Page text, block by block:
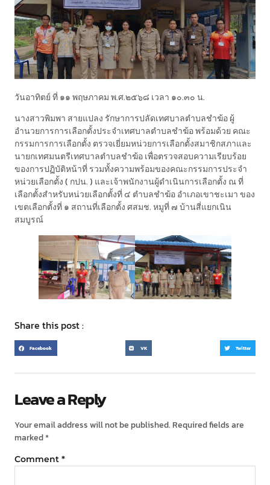
วันอาทิตย์ ที่ ๑๑ พฤษภาคม พ.ศ.๒๕๖๘ เวลา ๑๐.๓๐ น.
นางสาวพิมพา สายแปลง รักษาการปลัดเทศบาลตำบลชำฆ้อ ผู้
อำนวยการการเลือกตั้งประจำเทศบาลตำบลชำฆ้อ พร้อมด้วย คณะ
กรรมการการเลือกตั้ง ตรวจเยี่ยมหน่วยการเลือกตั้งสมาชิกสภาและ
นายกเทศมนตรีเทศบาลตำบลชำฆ้อ เพื่อตรวจสอบความเรียบร้อย
ของการปฏิบัติหน้าที่ รวมทั้งความพร้อมของคณะกรรมการประจำ
หน่วยเลือกตั้ง ( กปน. ) และเจ้าพนักงานผู้ดำเนินการเลือกตั้ง ณ ที่
เลือกตั้งสำหรับหน่วยเลือกตั้งที่ ๔ ตำบลชำฆ้อ อำเภอเขาชะเมา ของ
เขตเลือกตั้งที่ ๑ สถานที่เลือกตั้ง ศสมช. หมูที่ ๗ บ้านสี่แยกเนิน
สมบูรณ์
Share this post :
Facebook VK Twitter
Leave a Reply
Your email address will not be published. Required fields are
marked*
Comment *